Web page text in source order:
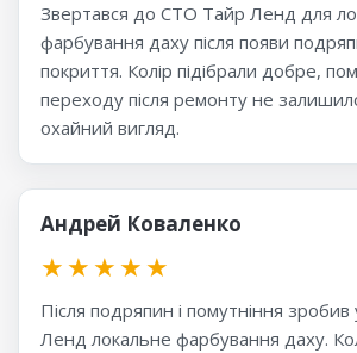
Звертався до СТО Тайр Ленд для
фарбування даху після появи
покриття. Колір підібрали добре,
переходу після ремонту не
охайний вигляд.
Андрей Коваленко
★★★★★
Після подряпин і помутніння
Ленд локальне фарбування даху.